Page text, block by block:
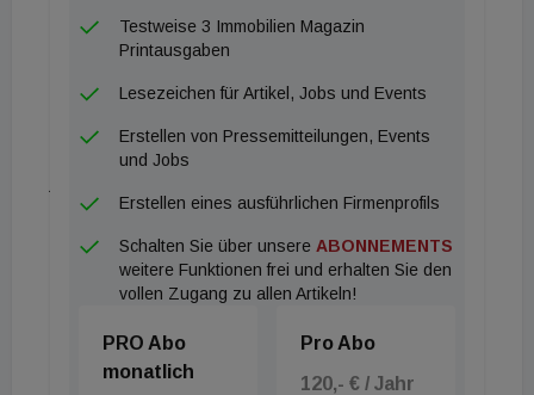
dem Upbeat realisieren wir bereits das zehnte
Gebäude in der Europacity. Berlin ist einer der
attraktivsten Immobilienmärkte in Deutschland und
Markt beweist sich mit dem Abschluss des 15-
als richtig. Mit Fertigstellung zur Jahreswende
2025/2026 wird das Upbeat einen signifikanten
Beitrag zu unseren Mieterträgen leisten und auch
deutlich verbessern.“
Testweise 3 Immobilien Magazin
Printausgaben
Lesezeichen für Artikel, Jobs und Events
Erstellen von Pressemitteilungen, Events
und Jobs
Erstellen eines ausführlichen Firmenprofils
Schalten Sie über unsere ABONNEMENTS
weitere Funktionen frei und erhalten Sie den
vollen Zugang zu allen Artikeln!
PRO Abo
monatlich
Pro Abo
120,- € / Jahr